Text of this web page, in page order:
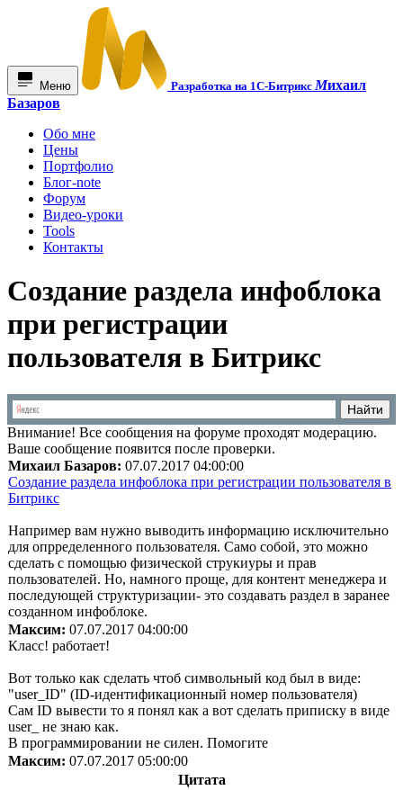
Меню Разработка на 1С-БитриксМихаил
Базаров
Обо мне
Цены
Портфолио
Блог-note
Форум
Видео-уроки
Tools
Контакты
Создание раздела инфоблока
при регистрации
пользователя в Битрикс
Внимание! Все сообщения на форуме проходят модерацию.
Ваше сообщение появится после проверки.
Михаил Базаров: 07.07.2017 04:00:00
Создание раздела инфоблока при регистрации пользователя в
Битрикс
Например вам нужно выводить информацию исключительно
для опрределенного пользователя. Само собой, это можно
сделать с помощью физической струкиуры и прав
пользователей. Но, намного проще, для контент менеджера и
последующей структуризации- это создавать раздел в заранее
созданном инфоблоке.
Максим: 07.07.2017 04:00:00
Класс! работает!
Вот только как сделать чтоб символьный код был в виде:
"user_ID" (ID-идентификационный номер пользователя)
Сам ID вывести то я понял как а вот сделать приписку в виде
user_ не знаю как.
В программировании не силен. Помогите
Максим: 07.07.2017 05:00:00
Цитата